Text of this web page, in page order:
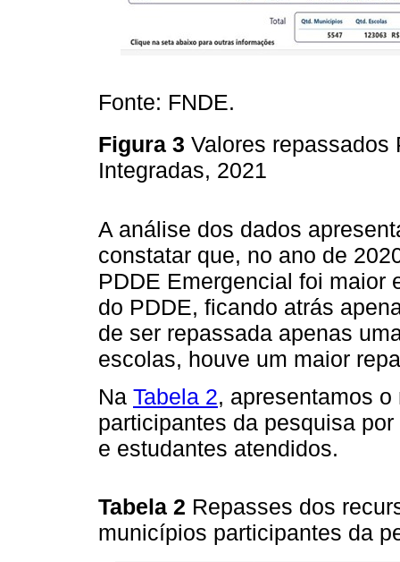
Fonte: FNDE.
Figura 3 Valores repassados
Integradas, 2021
A análise dos dados
constatar que, no ano de
PDDE Emergencial foi maior
do PDDE, ficando atrás
de ser repassada apenas
escolas, houve um maior
Na Tabela 2, apresentamos
participantes da pesquisa
e estudantes atendidos.
Tabela 2 Repasses dos
municípios participantes da